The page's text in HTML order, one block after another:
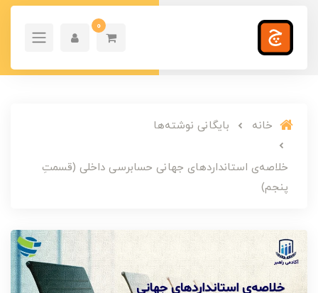
0
خانه بایگانی نوشته‌ها
خلاصه‌ی استانداردهای جهانی حسابرسی داخلی (قسمتِ
پنجم)